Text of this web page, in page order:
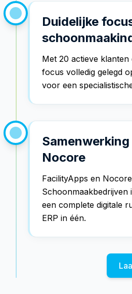
Duidelijke
Met 20 actieve
focus volledig gelegd
voor een
Nocore
FacilityApps en
Schoonmaakbedrijven
een complete digitale
ERP in één.